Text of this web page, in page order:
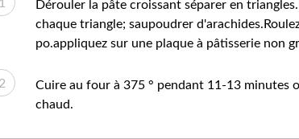
Dérouler la pâte croissant séparer en
chaque triangle; saupoudrer
po.appliquez sur une plaque à pâtisserie non
Cuire au four à 375 ° pendant 11-13 minutes
chaud.